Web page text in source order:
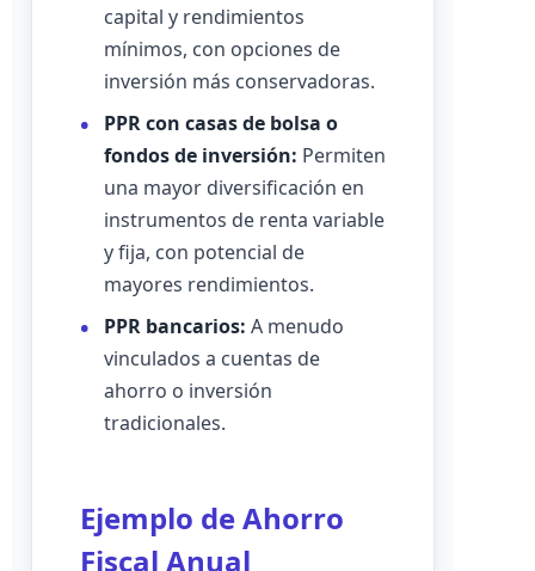
capital y rendimientos
mínimos, con opciones de
inversión más conservadoras.
PPR con casas de bolsa o
fondos de inversión: Permiten
una mayor diversificación en
instrumentos de renta variable
y fija, con potencial de
mayores rendimientos.
PPR bancarios: A menudo
vinculados a cuentas de
ahorro o inversión
tradicionales.
Ejemplo de Ahorro
Fiscal Anual